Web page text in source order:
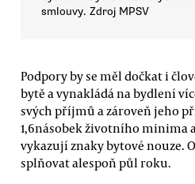
smlouvy. Zdroj MPSV
Podpory by se měl dočkat i
bytě a vynakládá na bydlení
svých příjmů a zároveň jeho
1,6násobek životního minima
vykazují znaky bytové nouze.
splňovat alespoň půl roku.